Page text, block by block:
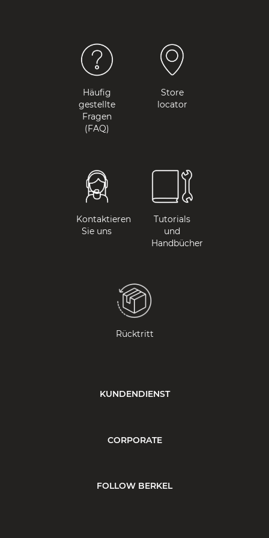
Häufig
gestellte
Fragen
(FAQ)
Store
locator
Kontaktieren
Sie uns
Tutorials
und
Handbücher
Rücktritt
KUNDENDIENST
CORPORATE
FOLLOW BERKEL